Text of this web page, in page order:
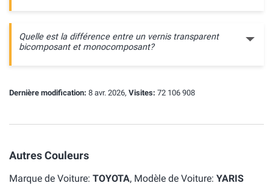
Quelle est la différence entre un vernis transparent
bicomposant et monocomposant?
Dernière modification: 8 avr. 2026, Visites: 72 106 908
Autres Couleurs
Marque de Voiture: TOYOTA, Modèle de Voiture: YARIS